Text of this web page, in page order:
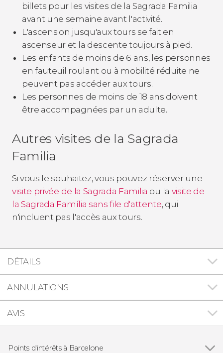
billets pour les visites de la Sagrada Familia
avant une semaine avant l'activité.
L'ascension jusqu'aux tours se fait en
ascenseur et la descente toujours à pied.
Les enfants de moins de 6 ans, les personnes
en fauteuil roulant ou à mobilité réduite ne
peuvent pas accéder aux tours.
Les personnes de moins de 18 ans doivent
être accompagnées par un adulte.
Autres visites de la Sagrada
Familia
Si vous le souhaitez, vous pouvez réserver une
visite privée de la Sagrada Familia ou la visite de
la Sagrada Família sans file d'attente, qui
n'incluent pas l'accès aux tours.
DÉTAILS
ANNULATIONS
AVIS
Points d'intérêts à Barcelone